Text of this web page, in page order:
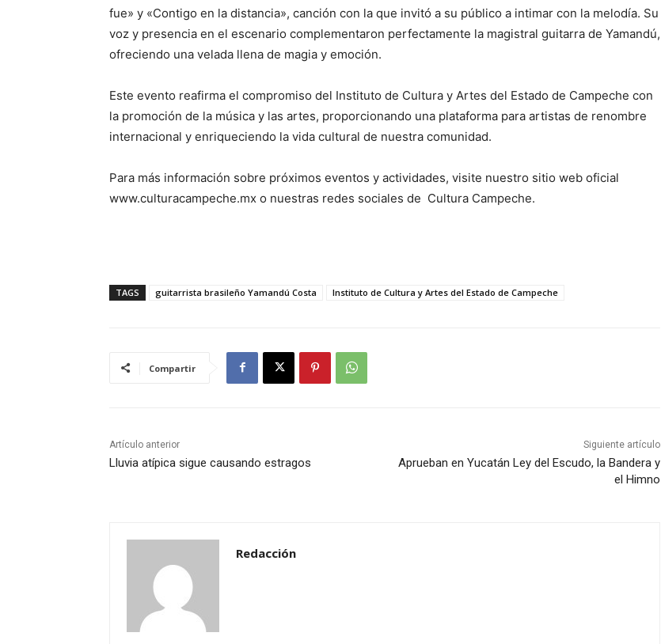
fue» y «Contigo en la distancia», canción con la que invitó a su público a intimar con la melodía. Su
voz y presencia en el escenario complementaron perfectamente la magistral guitarra de Yamandú,
ofreciendo una velada llena de magia y emoción.
Este evento reafirma el compromiso del Instituto de Cultura y Artes del Estado de Campeche con
la promoción de la música y las artes, proporcionando una plataforma para artistas de renombre
internacional y enriqueciendo la vida cultural de nuestra comunidad.
Para más información sobre próximos eventos y actividades, visite nuestro sitio web oficial
www.culturacampeche.mx o nuestras redes sociales de Cultura Campeche.
TAGS guitarrista brasileño Yamandú Costa Instituto de Cultura y Artes del Estado de Campeche
Compartir
Artículo anterior
Lluvia atípica sigue causando estragos
Siguiente artículo
Aprueban en Yucatán Ley del Escudo, la Bandera y
el Himno
Redacción